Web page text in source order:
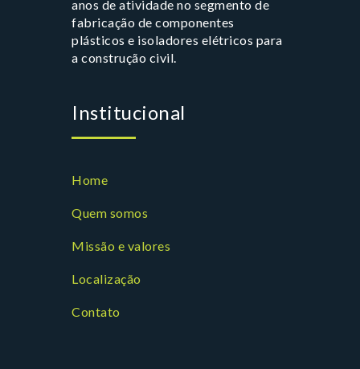
anos de atividade no segmento de
fabricação de componentes
plásticos e isoladores elétricos para
a construção civil.
Institucional
Home
Quem somos
Missão e valores
Localização
Contato